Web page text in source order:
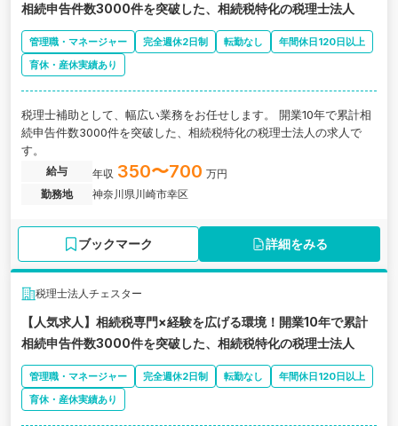
相続申告件数3000件を突破した、相続税特化の税理士法人
管理職・マネージャー 完全週休2日制 転勤なし
年間休日120日以上
育休・産休実績あり
税理士補助として、幅広い業務をお任せします。 開業10年で累計相
続申告件数3000件を突破した、相続税特化の税理士法人の求人で
す。
給与 年収 350〜700 万円
勤務地
神奈川県川崎市幸区
ブックマーク 詳細をみる
税理士法人チェスター
【人気求人】相続税専門×経験を広げる環境！開業10年で累計
相続申告件数3000件を突破した、相続税特化の税理士法人
管理職・マネージャー 完全週休2日制 転勤なし
年間休日120日以上
育休・産休実績あり